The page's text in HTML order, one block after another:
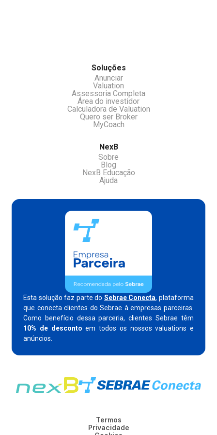
Soluções
Anunciar
Valuation
Assessoria Completa
Área do investidor
Calculadora de Valuation
Quero ser Broker
MyCoach
NexB
Sobre
Blog
NexB Educação
Ajuda
Esta solução faz parte do Sebrae Conecta, plataforma
que conecta clientes do Sebrae à empresas parceiras.
Como benefício dessa parceria, clientes Sebrae têm
10% de desconto em todos os nossos valuations e
anúncios.
Termos
Privacidade